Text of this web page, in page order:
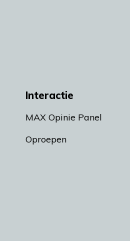
Interactie
MAX Opinie Panel
Oproepen